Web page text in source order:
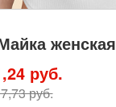
женская
руб.
руб.